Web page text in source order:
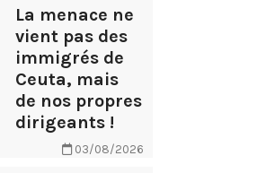
La menace ne
vient pas des
immigrés de
Ceuta, mais
de nos propres
dirigeants !
03/08/2026